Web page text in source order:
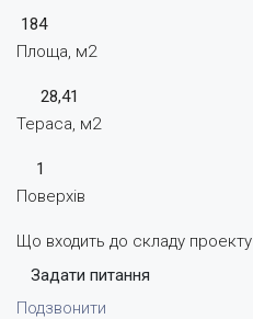
184
Площа, м2
28,41
Тераса, м2
1
Поверхів
Що входить до складу проекту
Задати питання
Подзвонити